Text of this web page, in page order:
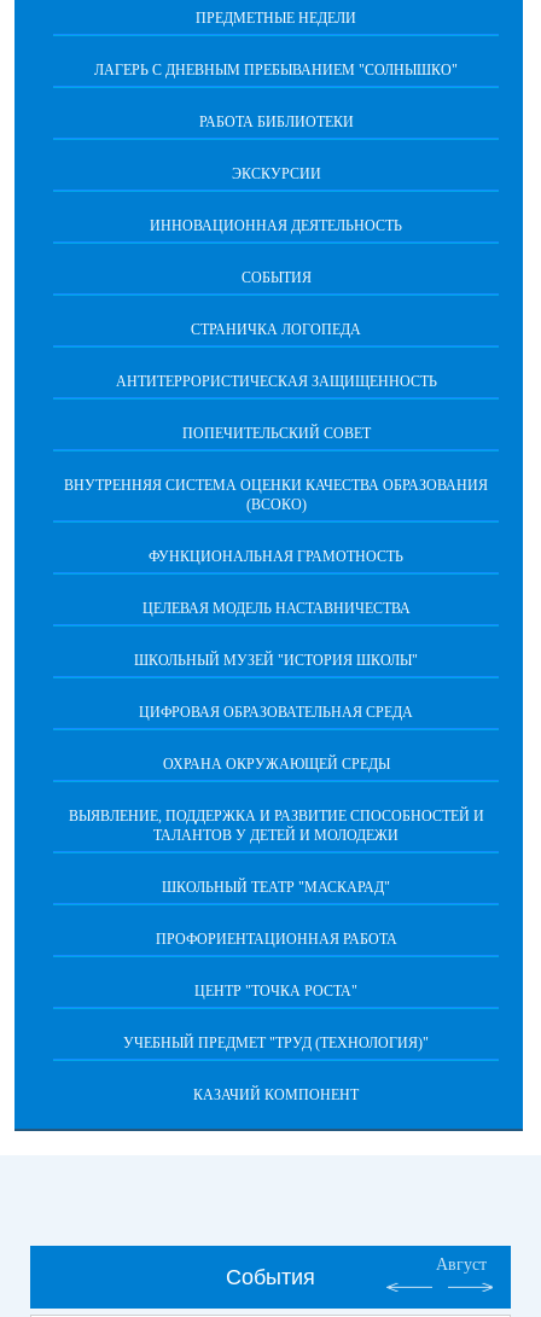
ПРЕДМЕТНЫЕ НЕДЕЛИ
ЛАГЕРЬ С ДНЕВНЫМ ПРЕБЫВАНИЕМ "СОЛНЫШКО"
РАБОТА БИБЛИОТЕКИ
ЭКСКУРСИИ
ИННОВАЦИОННАЯ ДЕЯТЕЛЬНОСТЬ
СОБЫТИЯ
СТРАНИЧКА ЛОГОПЕДА
АНТИТЕРРОРИСТИЧЕСКАЯ ЗАЩИЩЕННОСТЬ
ПОПЕЧИТЕЛЬСКИЙ СОВЕТ
ВНУТРЕННЯЯ СИСТЕМА ОЦЕНКИ КАЧЕСТВА ОБРАЗОВАНИЯ
(ВСОКО)
ФУНКЦИОНАЛЬНАЯ ГРАМОТНОСТЬ
ЦЕЛЕВАЯ МОДЕЛЬ НАСТАВНИЧЕСТВА
ШКОЛЬНЫЙ МУЗЕЙ "ИСТОРИЯ ШКОЛЫ"
ЦИФРОВАЯ ОБРАЗОВАТЕЛЬНАЯ СРЕДА
ОХРАНА ОКРУЖАЮЩЕЙ СРЕДЫ
ВЫЯВЛЕНИЕ, ПОДДЕРЖКА И РАЗВИТИЕ СПОСОБНОСТЕЙ И
ТАЛАНТОВ У ДЕТЕЙ И МОЛОДЕЖИ
ШКОЛЬНЫЙ ТЕАТР "МАСКАРАД"
ПРОФОРИЕНТАЦИОННАЯ РАБОТА
ЦЕНТР "ТОЧКА РОСТА"
УЧЕБНЫЙ ПРЕДМЕТ "ТРУД (ТЕХНОЛОГИЯ)"
КАЗАЧИЙ КОМПОНЕНТ
События
Август